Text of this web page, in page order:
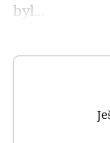
byl...